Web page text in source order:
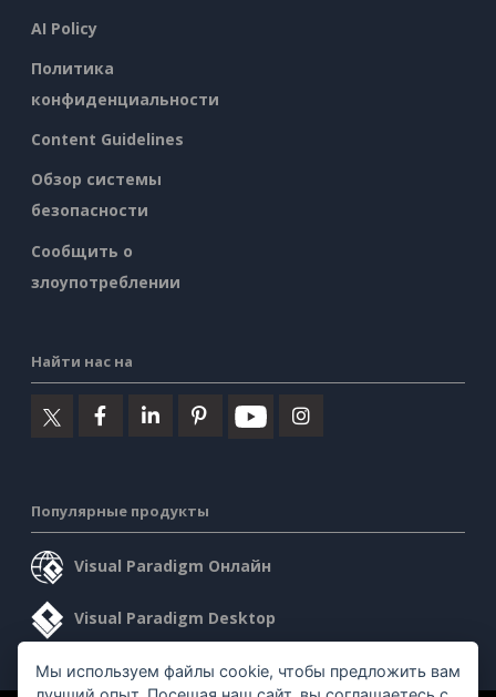
AI Policy
Политика
конфиденциальности
Content Guidelines
Обзор системы
безопасности
Сообщить о
злоупотреблении
Найти нас на
Популярные продукты
Visual Paradigm Онлайн
Visual Paradigm Desktop
Мы используем файлы cookie, чтобы предложить вам